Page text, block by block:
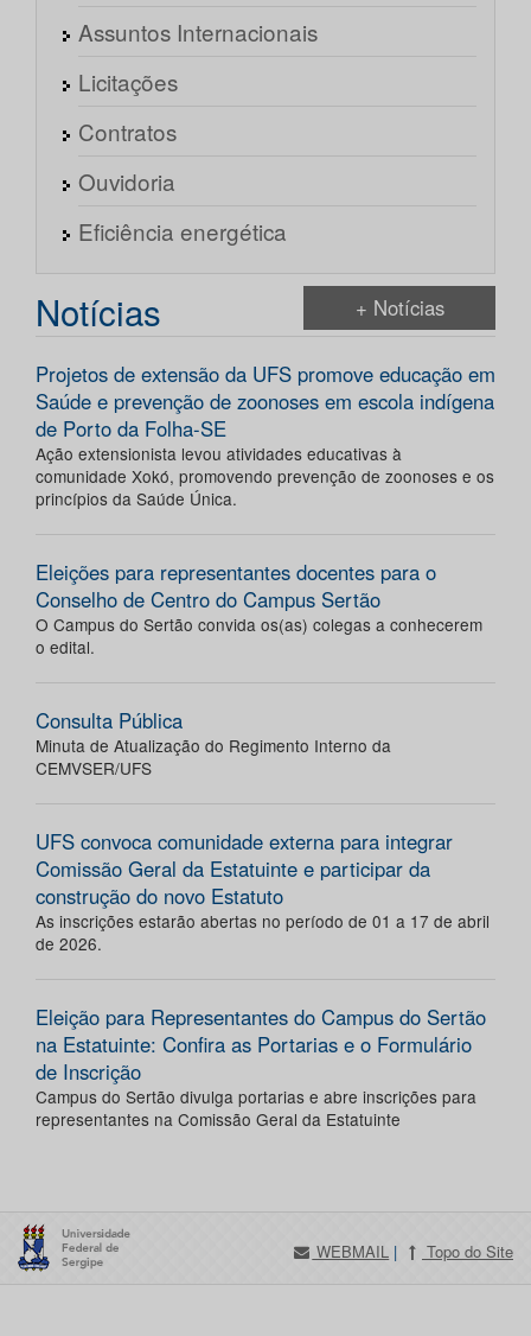
Assuntos Internacionais
Licitações
Contratos
Ouvidoria
Eficiência energética
Notícias + Notícias
Projetos de extensão da UFS promove educação em
Saúde e prevenção de zoonoses em escola indígena
de Porto da Folha-SE
Ação extensionista levou atividades educativas à
comunidade Xokó, promovendo prevenção de zoonoses e os
princípios da Saúde Única.
Eleições para representantes docentes para o
Conselho de Centro do Campus Sertão
O Campus do Sertão convida os(as) colegas a conhecerem
o edital.
Consulta Pública
Minuta de Atualização do Regimento Interno da
CEMVSER/UFS
UFS convoca comunidade externa para integrar
Comissão Geral da Estatuinte e participar da
construção do novo Estatuto
As inscrições estarão abertas no período de 01 a 17 de abril
de 2026.
Eleição para Representantes do Campus do Sertão
na Estatuinte: Confira as Portarias e o Formulário
de Inscrição
Campus do Sertão divulga portarias e abre inscrições para
representantes na Comissão Geral da Estatuinte
WEBMAIL | Topo do Site